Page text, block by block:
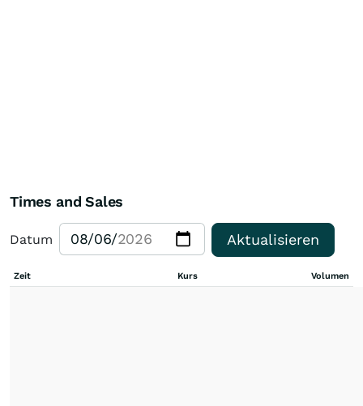
Times and Sales
Datum Aktualisieren
Zeit Kurs Volumen